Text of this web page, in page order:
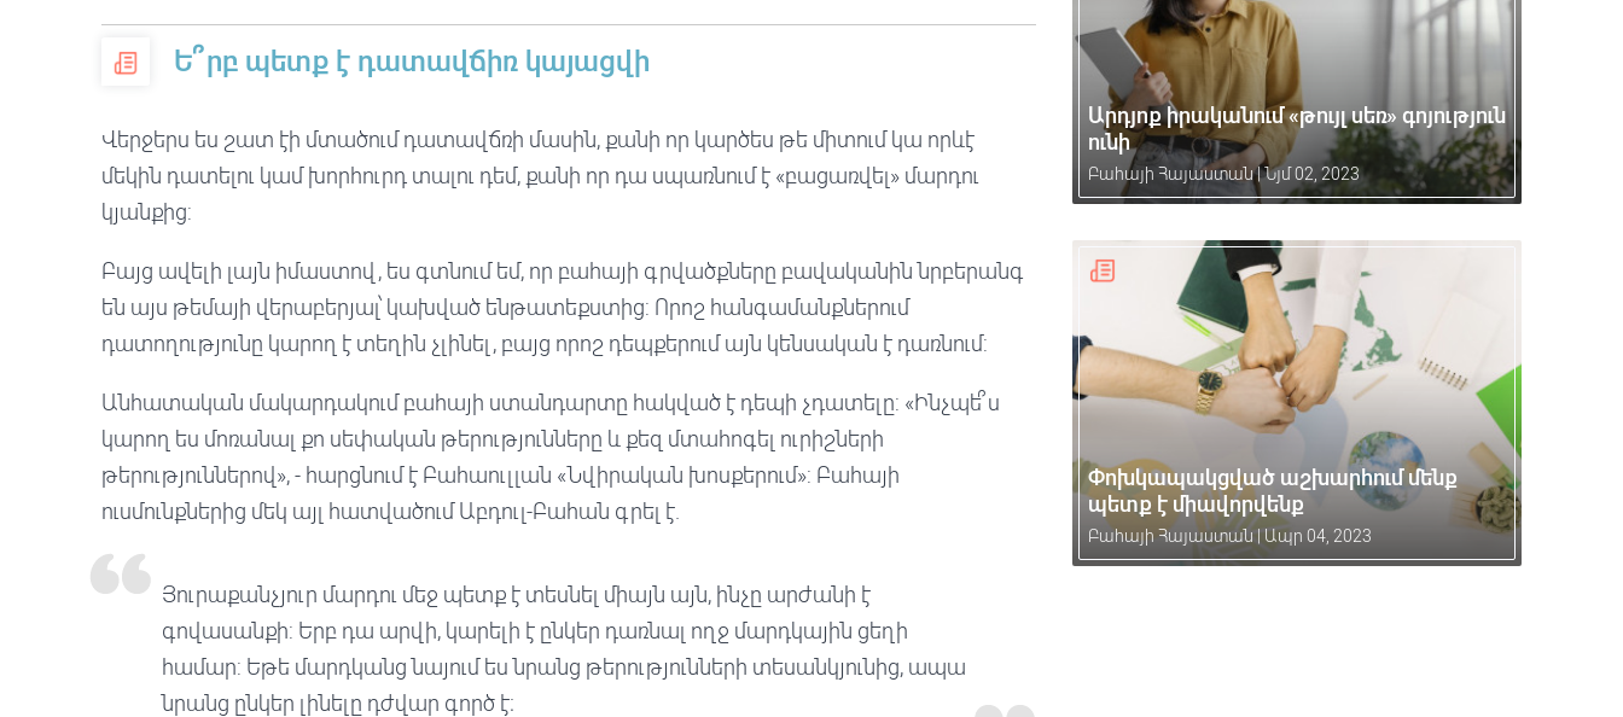
Ե՞րբ պետք է դատավճիռ կայացվի
Վերջերս ես շատ էի մտածում դատավճռի մասին, քանի որ կարծես թե միտում կա որևէ
մեկին դատելու կամ խորհուրդ տալու դեմ, քանի որ դա սպառնում է «բացառվել» մարդու
կյանքից:
Բայց ավելի լայն իմաստով, ես գտնում եմ, որ բահայի գրվածքները բավականին նրբերանգ
են այս թեմայի վերաբերյալ՝ կախված ենթատեքստից: Որոշ հանգամանքներում
դատողությունը կարող է տեղին չլինել, բայց որոշ դեպքերում այն ​​կենսական է դառնում:
Անհատական ​​մակարդակում բահայի ստանդարտը հակված է դեպի չդատելը: «Ինչպե՞ս
կարող ես մոռանալ քո սեփական թերությունները և քեզ մտահոգել ուրիշների
թերություններով», - հարցնում է Բահաուլլան «Նվիրական խոսքերում»: Բահայի
ուսմունքներից մեկ այլ հատվածում Աբդուլ-Բահան գրել է.
Յուրաքանչյուր մարդու մեջ պետք է տեսնել միայն այն, ինչը արժանի է
գովասանքի: Երբ դա արվի, կարելի է ընկեր դառնալ ողջ մարդկային ցեղի
համար: Եթե ​​մարդկանց նայում ես նրանց թերությունների տեսանկյունից, ապա
նրանց ընկեր լինելը դժվար գործ է։
Արդյոք իրականում «թույլ սեռ» գոյություն
ունի
Բահայի Հայաստան|Նյմ 02, 2023
Փոխկապակցված աշխարհում մենք
պետք է միավորվենք
Բահայի Հայաստան|Ապր 04, 2023